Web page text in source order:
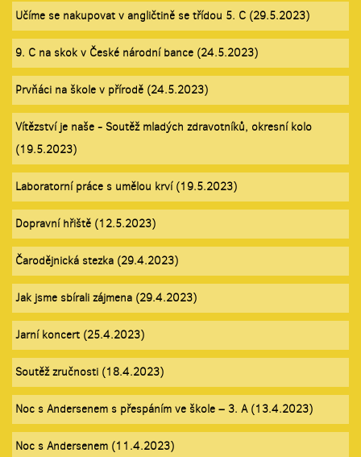
Učíme se nakupovat v angličtině se třídou 5. C (29.5.2023)
9. C na skok v České národní bance (24.5.2023)
Prvňáci na škole v přírodě (24.5.2023)
Vítězství je naše - Soutěž mladých zdravotníků, okresní kolo
(19.5.2023)
Laboratorní práce s umělou krví (19.5.2023)
Dopravní hřiště (12.5.2023)
Čarodějnická stezka (29.4.2023)
Jak jsme sbírali zájmena (29.4.2023)
Jarní koncert (25.4.2023)
Soutěž zručnosti (18.4.2023)
Noc s Andersenem s přespáním ve škole – 3. A (13.4.2023)
Noc s Andersenem (11.4.2023)